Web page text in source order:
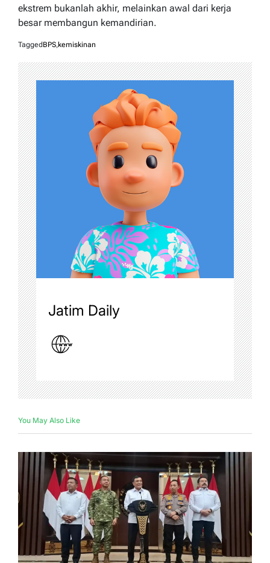
ekstrem bukanlah akhir, melainkan awal dari kerja
besar membangun kemandirian.
TaggedBPS,kemiskinan
Jatim Daily
You May Also Like